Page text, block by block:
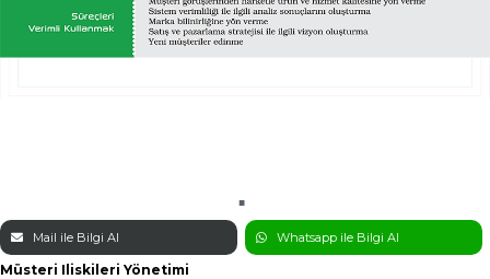
Tüm hakkı saklıdır. Sitemizde kullanılan tüm içerik ve görseller
Aktif İnsan’a ait olup izinsiz kullanımı hukuki yaptırıma tabidir.
Mail ile Bilgi Al Whatsapp ile Bilgi Al
Müsteri Iliskileri Yönetimi